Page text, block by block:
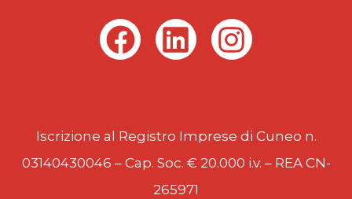
F
a
b
o
L
i
e
d
I
n
a
g
Iscrizione al Registro Imprese di Cuneo n.
03140430046 – Cap. Soc. € 20.000 i.v. – REA CN-
265971